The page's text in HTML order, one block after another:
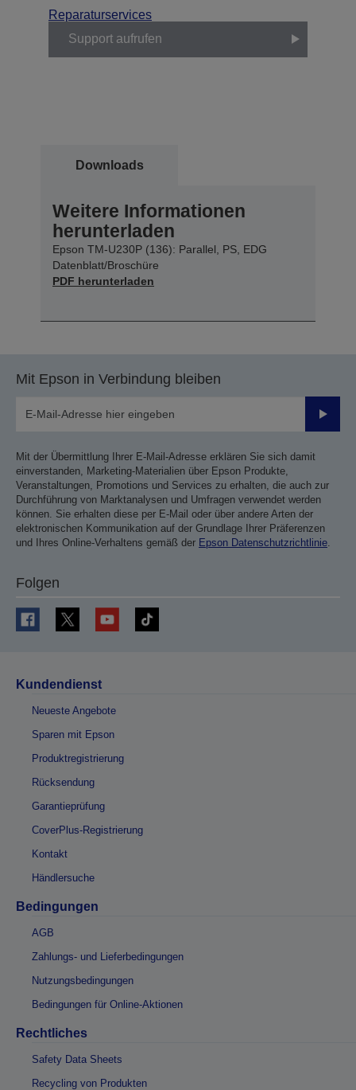
Reparaturservices
Support aufrufen
Downloads
Weitere Informationen
herunterladen
Epson TM-U230P (136): Parallel, PS, EDG
Datenblatt/Broschüre
PDF herunterladen
Mit Epson in Verbindung bleiben
Mit der Übermittlung Ihrer E-Mail-Adresse erklären Sie sich damit
einverstanden, Marketing-Materialien über Epson Produkte,
Veranstaltungen, Promotions und Services zu erhalten, die auch zur
Durchführung von Marktanalysen und Umfragen verwendet werden
können. Sie erhalten diese per E-Mail oder über andere Arten der
elektronischen Kommunikation auf der Grundlage Ihrer Präferenzen
und Ihres Online-Verhaltens gemäß der Epson Datenschutzrichtlinie
Folgen
Kundendienst
Neueste Angebote
Sparen mit Epson
Produktregistrierung
Rücksendung
Garantieprüfung
CoverPlus-Registrierung
Kontakt
Händlersuche
Bedingungen
AGB
Zahlungs- und Lieferbedingungen
Nutzungsbedingungen
Bedingungen für Online-Aktionen
Rechtliches
Safety Data Sheets
Recycling von Produkten